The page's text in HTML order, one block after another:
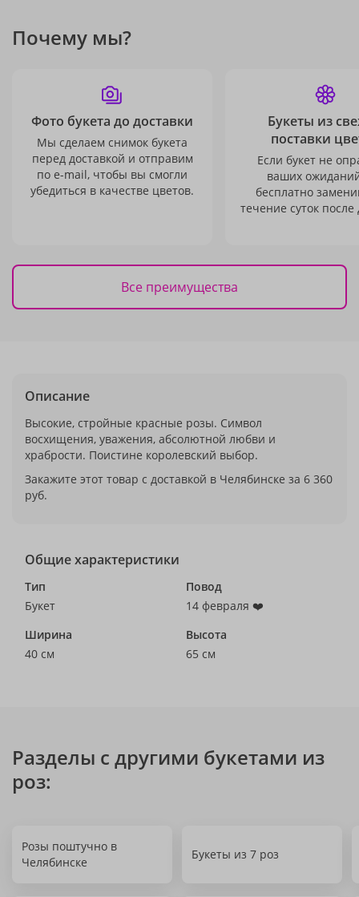
Почему мы?
Фото букета до доставки
Мы сделаем снимок букета
перед доставкой и отправим
по e-mail, чтобы вы смогли
убедиться в качестве цветов.
Букеты из
поставки
Если букет не
ваших
бесплатно
течение суток после
Все преимущества
Описание
Высокие, стройные красные розы. Символ
восхищения, уважения, абсолютной любви и
храбрости. Поистине королевский выбор.
Закажите этот товар с доставкой в Челябинске за 6 360
руб.
Общие характеристики
Тип
Букет
Повод
14 февраля ❤️
Ширина
40 см
Высота
65 см
Разделы с другими букетами из
роз:
Розы поштучно в
Челябинске
Букеты из 7 роз